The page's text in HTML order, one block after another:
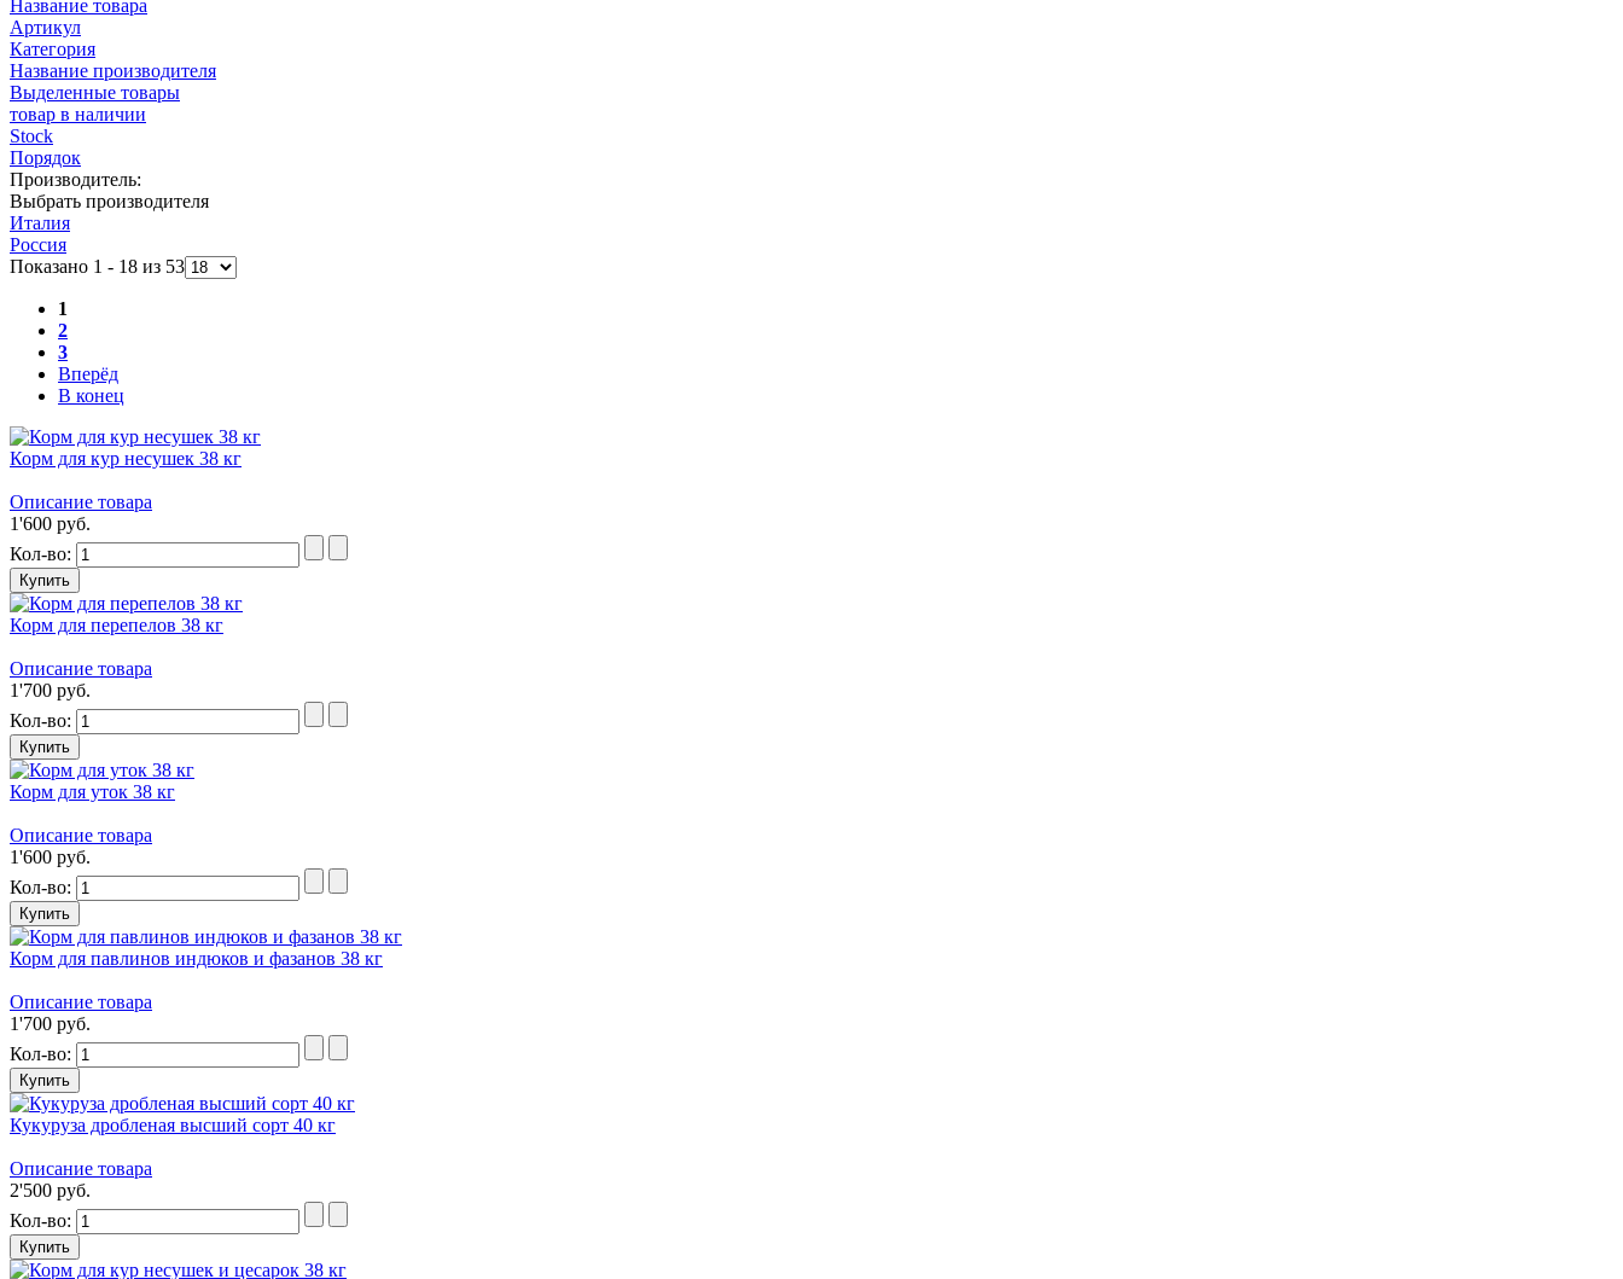
Название товара
Артикул
Категория
Название производителя
Выделенные товары
товар в наличии
Stock
Порядок
Производитель:
Выбрать производителя
Италия
Россия
Показано 1 - 18 из 53
1
2
3
Вперёд
В конец
Корм для кур несушек 38 кг
Описание товара
1'600 руб.
Кол-во:
Корм для перепелов 38 кг
Описание товара
1'700 руб.
Кол-во:
Корм для уток 38 кг
Описание товара
1'600 руб.
Кол-во:
Корм для павлинов индюков и фазанов 38 кг
Описание товара
1'700 руб.
Кол-во:
Кукуруза дробленая высший сорт 40 кг
Описание товара
2'500 руб.
Кол-во: